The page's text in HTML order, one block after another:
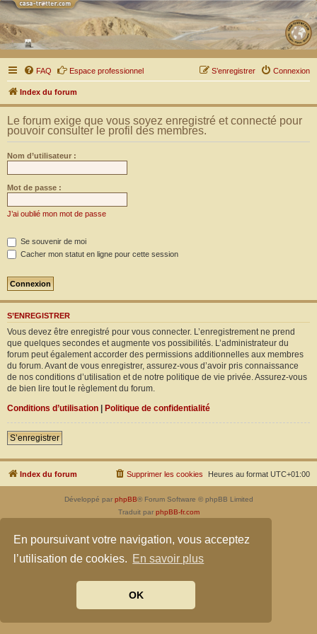
En poursuivant votre navigation, vous acceptez
l’utilisation de cookies. En savoir plus
OK
FAQ Espace professionnel Connexion
S’enregistrer
Index du forum
Le forum exige que vous soyez enregistré et connecté pour
pouvoir consulter le profil des membres.
Nom d’utilisateur :
Mot de passe :
J’ai oublié mon mot de passe
Se souvenir de moi
Cacher mon statut en ligne pour cette session
S’ENREGISTRER
Vous devez être enregistré pour vous connecter. L’enregistrement ne prend
que quelques secondes et augmente vos possibilités. L’administrateur du
forum peut également accorder des permissions additionnelles aux membres
du forum. Avant de vous enregistrer, assurez-vous d’avoir pris connaissance
de nos conditions d’utilisation et de notre politique de vie privée. Assurez-vous
de bien lire tout le règlement du forum.
Conditions d’utilisation | Politique de confidentialité
S’enregistrer
Index du forum Heures au format UTC+01:00
Supprimer les cookies
Développé par phpBB® Forum Software © phpBB Limited
Traduit par phpBB-fr.com